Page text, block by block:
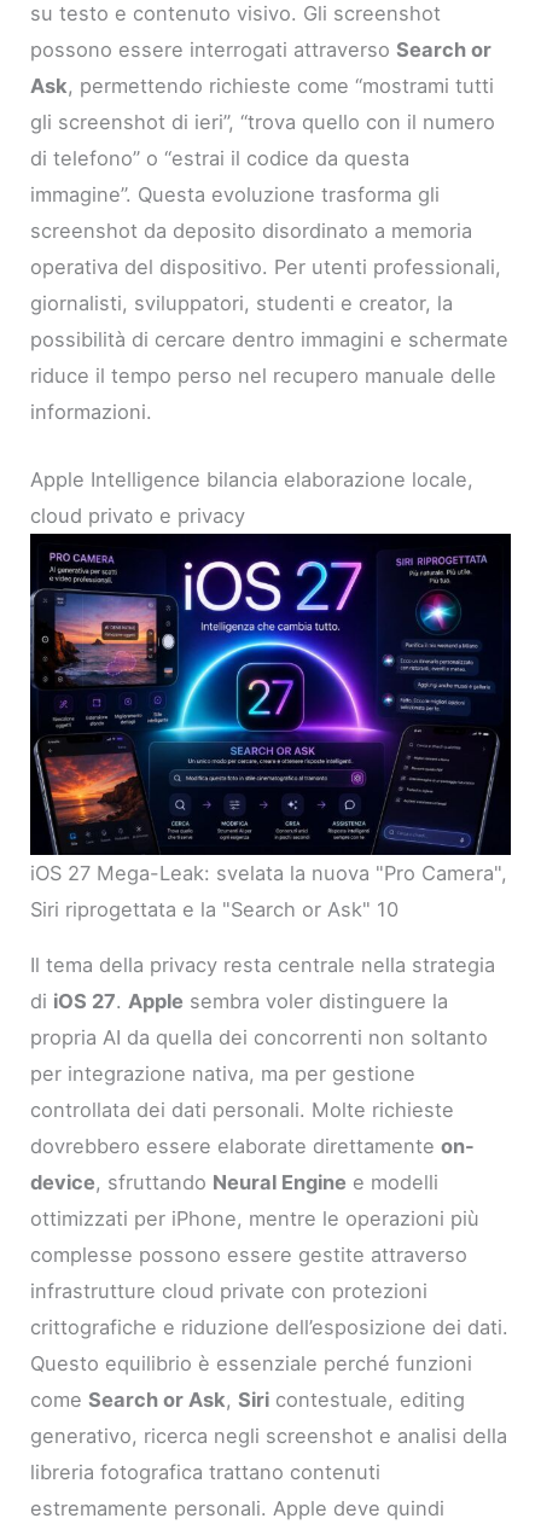
su testo e contenuto visivo. Gli screenshot
possono essere interrogati attraversoSearch or
Ask, permettendo richieste come “mostrami tutti
gli screenshot di ieri”, “trova quello con il numero
di telefono” o “estrai il codice da questa
immagine”. Questa evoluzione trasforma gli
screenshot da deposito disordinato a memoria
operativa del dispositivo. Per utenti professionali,
giornalisti, sviluppatori, studenti e creator, la
possibilità di cercare dentro immagini e schermate
riduce il tempo perso nel recupero manuale delle
informazioni.
Apple Intelligence bilancia elaborazione locale,
cloud privato e privacy
iOS 27 Mega-Leak: svelata la nuova "Pro Camera",
Siri riprogettata e la "Search or Ask" 10
Il tema della privacy resta centrale nella strategia
di iOS 27. Apple sembra voler distinguere la
propria AI da quella dei concorrenti non soltanto
per integrazione nativa, ma per gestione
controllata dei dati personali. Molte richieste
dovrebbero essere elaborate direttamenteon-
device, sfruttando Neural Engine e modelli
ottimizzati per iPhone, mentre le operazioni più
complesse possono essere gestite attraverso
infrastrutture cloud private con protezioni
crittografiche e riduzione dell’esposizione dei dati.
Questo equilibrio è essenziale perché funzioni
comeSearch or Ask,Siri contestuale, editing
generativo, ricerca negli screenshot e analisi della
libreria fotografica trattano contenuti
estremamente personali. Apple deve quindi